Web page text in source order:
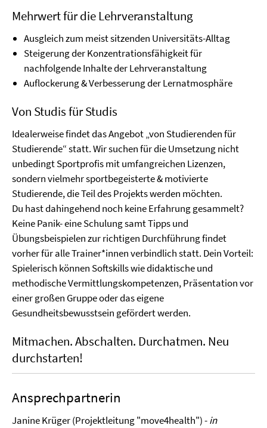
Mehrwert für die Lehrveranstaltung
Ausgleich zum meist sitzenden Universitäts-Alltag
Steigerung der Konzentrationsfähigkeit für
nachfolgende Inhalte der Lehrveranstaltung
Auflockerung & Verbesserung der Lernatmosphäre
Von Studis für Studis
Idealerweise findet das Angebot „von Studierenden für
Studierende“ statt. Wir suchen für die Umsetzung nicht
unbedingt Sportprofis mit umfangreichen Lizenzen,
sondern vielmehr sportbegeisterte & motivierte
Studierende, die Teil des Projekts werden möchten.
Du hast dahingehend noch keine Erfahrung gesammelt?
Keine Panik- eine Schulung samt Tipps und
Übungsbeispielen zur richtigen Durchführung findet
vorher für alle Trainer*innen verbindlich statt. Dein Vorteil:
Spielerisch können Softskills wie didaktische und
methodische Vermittlungskompetenzen, Präsentation vor
einer großen Gruppe oder das eigene
Gesundheitsbewusstsein gefördert werden.
Mitmachen. Abschalten. Durchatmen. Neu
durchstarten!
Ansprechpartnerin
Janine Krüger (Projektleitung "move4health") -in